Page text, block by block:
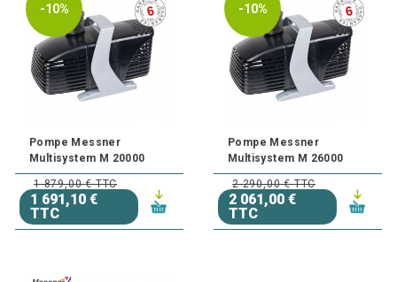
-10%
Pompe Messner
Multisystem M 20000
1 879,00 € TTC
1 691,10 €
TTC
-10%
Pompe Messner
Multisystem M 26000
2 290,00 € TTC
2 061,00 €
TTC